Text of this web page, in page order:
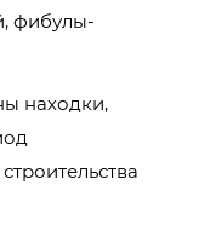
фибулы-
находки,